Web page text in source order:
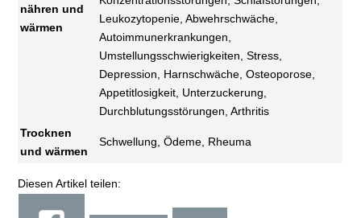
nähren und
wärmen
Leukozytopenie, Abwehrschwäche,
Autoimmunerkrankungen,
Umstellungsschwierigkeiten, Stress,
Depression, Harnschwäche, Osteoporose,
Appetitlosigkeit, Unterzuckerung,
Durchblutungsstörungen, Arthritis
Trocknen
und wärmen
Schwellung, Ödeme, Rheuma
Diesen Artikel teilen: